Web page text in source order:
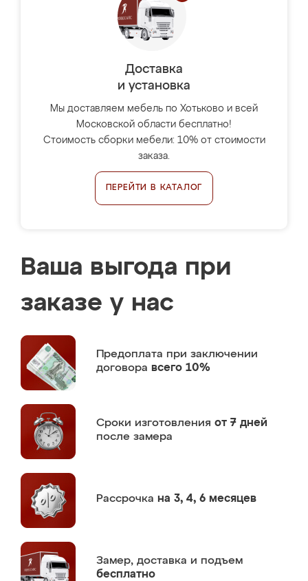
Доставка
и установка
Мы доставляем мебель по Хотьково и всей
Московской области бесплатно!
Стоимость сборки мебели: 10% от стоимости
заказа.
ПЕРЕЙТИ В КАТАЛОГ
Ваша выгода при
заказе у нас
Предоплата при заключении
договора всего 10%
Сроки изготовления от 7 дней
после замера
Рассрочка на 3, 4, 6 месяцев
Замер, доставка и подъем
бесплатно